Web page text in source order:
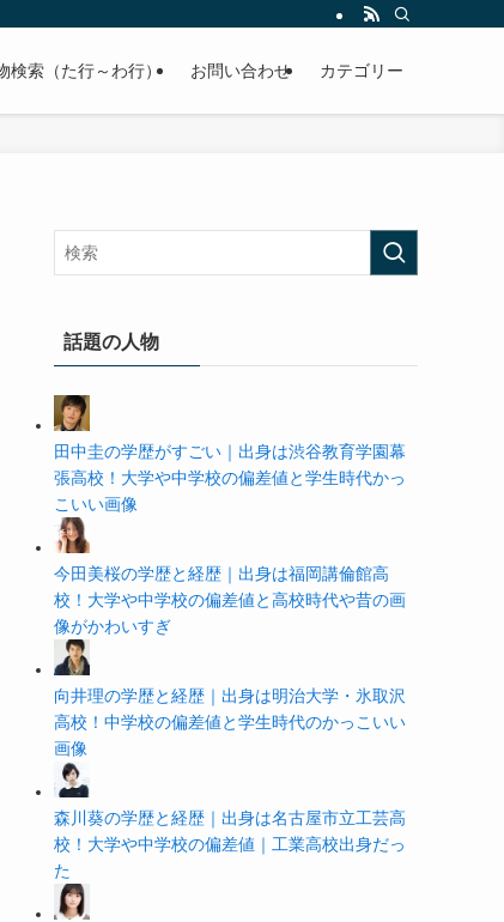
高校・大学の偏差値まで紹介していきます。
検索（た行～わ行） お問い合わせ カテゴリー
話題の人物
田中圭の学歴がすごい｜出身は渋谷教育学園幕
張高校！大学や中学校の偏差値と学生時代かっ
こいい画像
今田美桜の学歴と経歴｜出身は福岡講倫館高
校！大学や中学校の偏差値と高校時代や昔の画
像がかわいすぎ
向井理の学歴と経歴｜出身は明治大学・氷取沢
高校！中学校の偏差値と学生時代のかっこいい
画像
森川葵の学歴と経歴｜出身は名古屋市立工芸高
校！大学や中学校の偏差値｜工業高校出身だっ
た